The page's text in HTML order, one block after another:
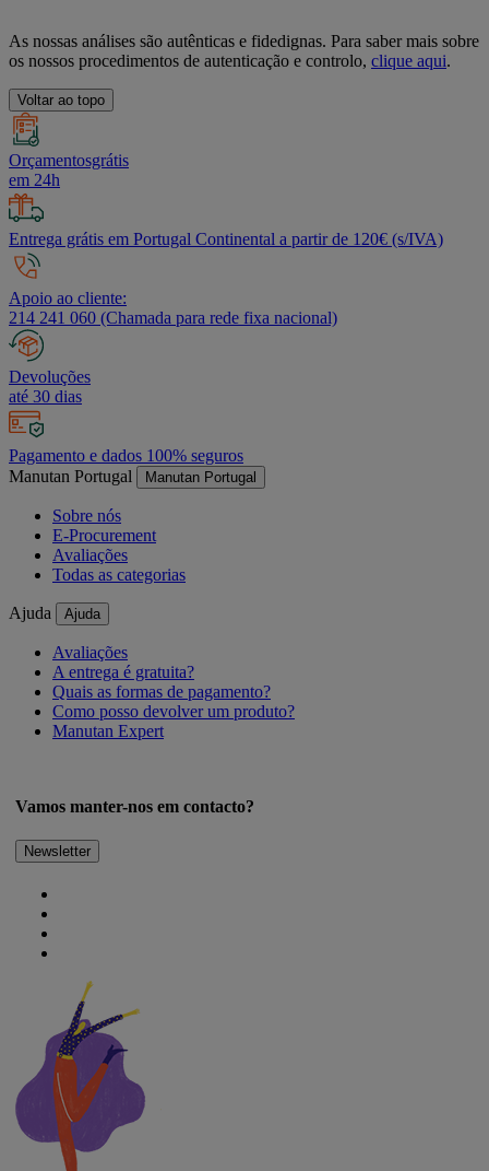
As nossas análises são autênticas e fidedignas. Para saber mais sobre
os nossos procedimentos de autenticação e controlo, clique aqui.
Voltar ao topo
Orçamentosgrátis
em 24h
Entrega grátis em Portugal Continental a partir de 120€ (s/IVA)
Apoio ao cliente:
214 241 060 (Chamada para rede fixa nacional)
Devoluções
até 30 dias
Pagamento e dados 100% seguros
Manutan Portugal
Manutan Portugal
Sobre nós
E-Procurement
Avaliações
Todas as categorias
Ajuda Ajuda
Avaliações
A entrega é gratuita?
Quais as formas de pagamento?
Como posso devolver um produto?
Manutan Expert
Vamos manter-nos em contacto?
Newsletter